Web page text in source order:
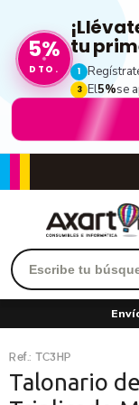
5%
DTO.
tu
1
3 El5%se
Ref.: TC3HP
Talonario